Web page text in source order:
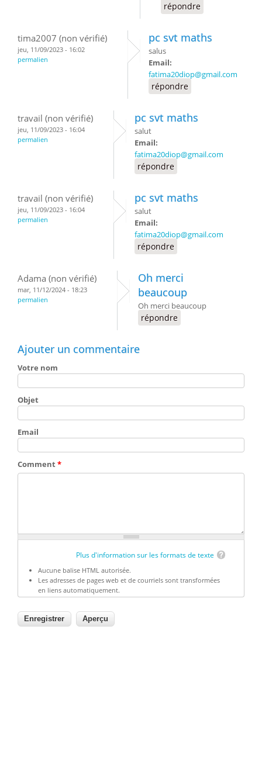
répondre
tima2007 (non vérifié)
jeu, 11/09/2023 - 16:02
permalien
pc svt maths
salus
Email:
fatima20diop@gmail.com
répondre
travail (non vérifié)
jeu, 11/09/2023 - 16:04
permalien
pc svt maths
salut
Email:
fatima20diop@gmail.com
répondre
travail (non vérifié)
jeu, 11/09/2023 - 16:04
permalien
pc svt maths
salut
Email:
fatima20diop@gmail.com
répondre
Adama (non vérifié)
mar, 11/12/2024 - 18:23
permalien
Oh merci
beaucoup
Oh merci beaucoup
répondre
Ajouter un commentaire
Votre nom
Objet
Email
Comment*
Plus d'information sur les formats de texte
Aucune balise HTML autorisée.
Les adresses de pages web et de courriels sont transformées
en liens automatiquement.